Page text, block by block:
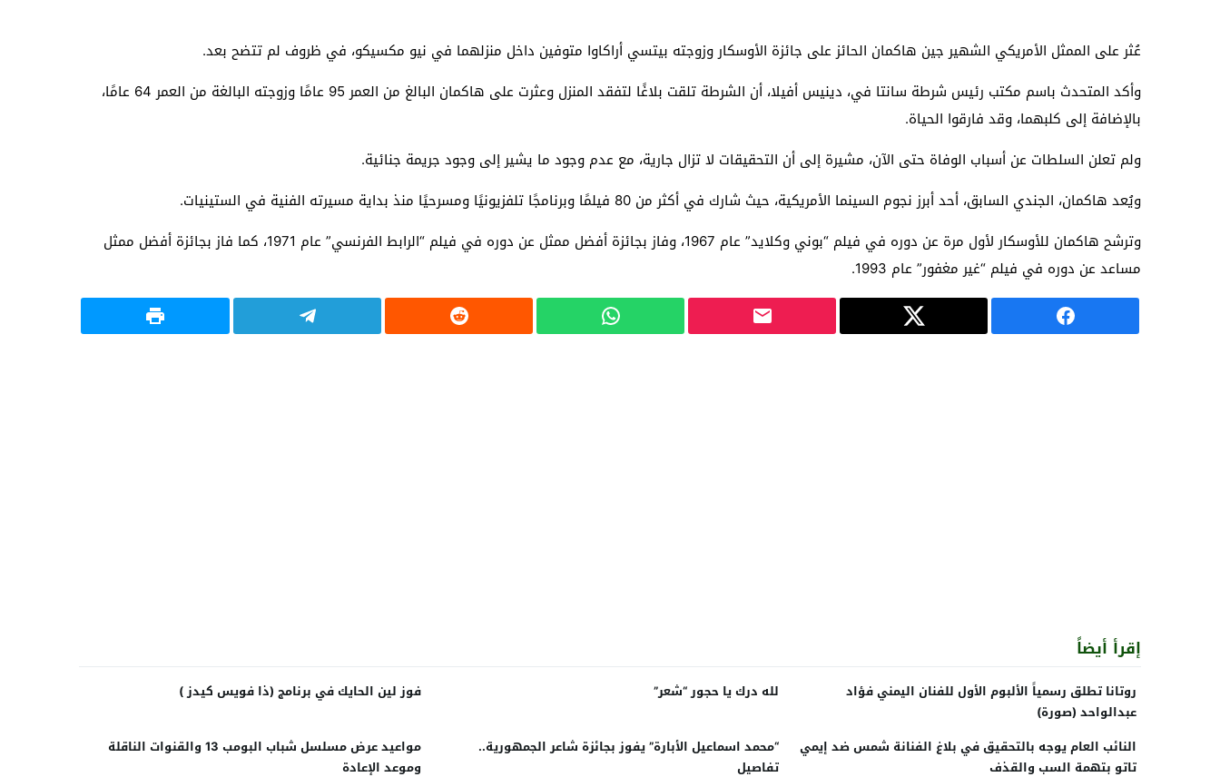
عُثر على الممثل الأمريكي الشهير جين هاكمان الحائز على جائزة الأوسكار وزوجته بيتسي أراكاوا متوفين داخل منزلهما في نيو مكسيكو، في ظروف لم تتضح بعد.
وأكد المتحدث باسم مكتب رئيس شرطة سانتا في، دينيس أفيلا، أن الشرطة تلقت بلاغًا لتفقد المنزل وعثرت على هاكمان البالغ من العمر 95 عامًا وزوجته البالغة من العمر 64 عامًا،
بالإضافة إلى كلبهما، وقد فارقوا الحياة.
ولم تعلن السلطات عن أسباب الوفاة حتى الآن، مشيرة إلى أن التحقيقات لا تزال جارية، مع عدم وجود ما يشير إلى وجود جريمة جنائية.
ويُعد هاكمان، الجندي السابق، أحد أبرز نجوم السينما الأمريكية، حيث شارك في أكثر من 80 فيلمًا وبرنامجًا تلفزيونيًا ومسرحيًا منذ بداية مسيرته الفنية في الستينيات.
وترشح هاكمان للأوسكار لأول مرة عن دوره في فيلم “بوني وكلايد” عام 1967، وفاز بجائزة أفضل ممثل عن دوره في فيلم “الرابط الفرنسي” عام 1971، كما فاز بجائزة أفضل ممثل
مساعد عن دوره في فيلم “غير مغفور” عام 1993.
إقرأ أيضاً
روتانا تطلق رسمياً الألبوم الأول للفنان اليمني فؤاد
عبدالواحد (صورة)
لله درك يا حجور “شعر” فوز لين الحايك في برنامج (ذا فويس كيدز )
النائب العام يوجه بالتحقيق في بلاغ الفنانة شمس ضد إيمي
تاتو بتهمة السب والقذف
“محمد اسماعيل الأبارة” يفوز بجائزة شاعر الجمهورية..
تفاصيل
مواعيد عرض مسلسل شباب البومب 13 والقنوات الناقلة
وموعد الإعادة